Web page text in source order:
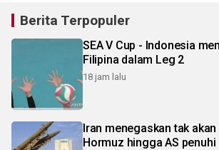
Berita Terpopuler
SEA V Cup - Indonesia
Filipina dalam Leg 2
18 jam lalu
Iran menegaskan tak
Hormuz hingga AS